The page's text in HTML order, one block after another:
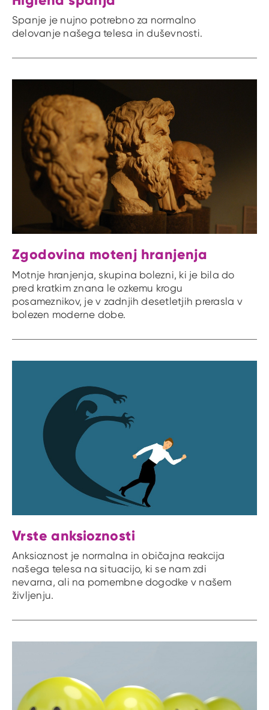
Spanje je nujno potrebno za normalno
delovanje našega telesa in duševnosti.
Zgodovina motenj hranjenja
Motnje hranjenja, skupina bolezni, ki je bila do
pred kratkim znana le ozkemu krogu
posameznikov, je v zadnjih desetletjih prerasla v
bolezen moderne dobe.
Vrste anksioznosti
Anksioznost je normalna in običajna reakcija
našega telesa na situacijo, ki se nam zdi
nevarna, ali na pomembne dogodke v našem
življenju.